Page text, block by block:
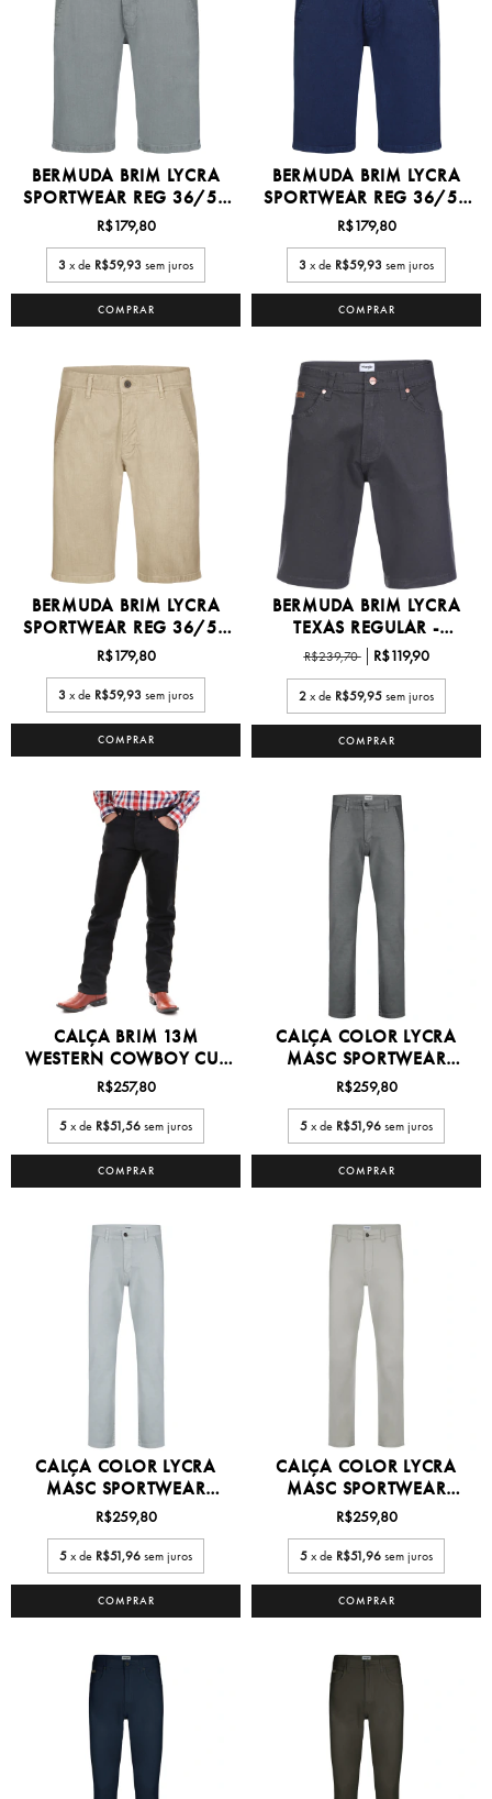
BERMUDA BRIM LYCRA
SPORTWEAR REG 36/50
-...
R$179,80
3 x de R$59,93 sem juros
COMPRAR
BERMUDA BRIM LYCRA
SPORTWEAR REG 36/50
-...
R$179,80
3 x de R$59,93 sem juros
COMPRAR
BERMUDA BRIM LYCRA
SPORTWEAR REG 36/50
-...
R$179,80
3 x de R$59,93 sem juros
COMPRAR
BERMUDA BRIM LYCRA
TEXAS REGULAR -
WM630...
R$239,70 R$119,90
2x de R$59,95sem juros
COMPRAR
CALÇA BRIM 13M
WESTERN COWBOY CUT
27/38...
R$257,80
5x de R$51,56sem juros
COMPRAR
CALÇA COLOR LYCRA
MASC SPORTWEAR
36/50 -...
R$259,80
5x de R$51,96sem juros
COMPRAR
CALÇA COLOR LYCRA
MASC SPORTWEAR
36/50 -...
R$259,80
5x de R$51,96sem juros
COMPRAR
CALÇA COLOR LYCRA
MASC SPORTWEAR
36/50 -...
R$259,80
5x de R$51,96sem juros
COMPRAR